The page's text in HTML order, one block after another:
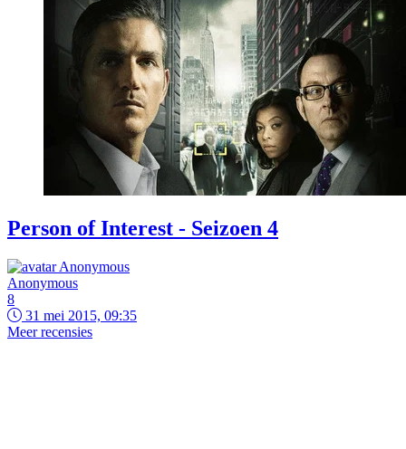
Person of Interest - Seizoen 4
Anonymous
8
31 mei 2015, 09:35
Meer recensies